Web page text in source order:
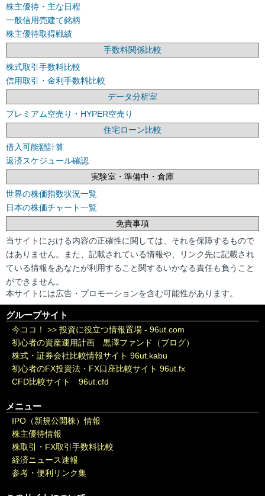
株主優待・主な日程
一般信用売建て銘柄
株主優待取得戦績
手数料関係比較
株式取引手数料比較
信用取引・金利手数料比較
データ分析室
プレミアム空売り・HYPER空売り
住宅ローン比較
借入可能額計算
返済スケジュール確認
実験室・準備中・倉庫
世界の株価指数状況一覧
日本の株価チャート一覧
免責事項
当サイトにおける内容の正確性に関しては、それを保障するもので
はありません。また、記載されている情報や、リンク先に記載され
ている情報をあなたが利用すること関するいかなる責任も負うこと
ができません。
本サイトには広告・プロモーションを含む可能性があります。
グループサイト
今ココ！ >> 投資に役立つ情報置場 - 96ut.com
初心者の資産運用計画 黒澤ファンド（ブログ）
株式・証券会社比較情報サイト 96ut.kabu
初心者のFX投資法・FX口座比較サイト 96ut.fx
CFD比較サイト 96ut.cfd
メニュー
IPO（新規公開株）情報
株主優待情報
株取引・FX取引手数料比較
経済ニュース速報
参考・便利リンク集